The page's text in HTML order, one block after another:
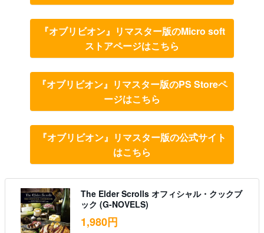
『オブリビオン』リマスター版のMicro soft
ストアページはこちら
『オブリビオン』リマスター版のPS Storeペ
ージはこちら
『オブリビオン』リマスター版の公式サイト
はこちら
The Elder Scrolls オフィシャル・クックブ
ック (G-NOVELS)
1,980円